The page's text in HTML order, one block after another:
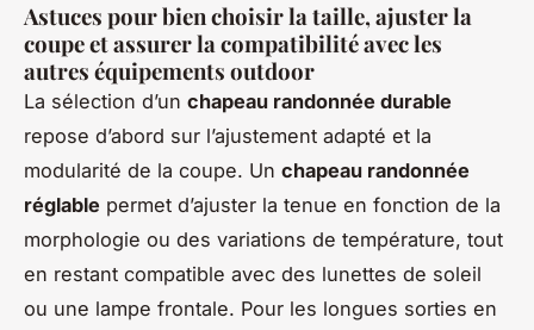
Astuces pour bien choisir la taille, ajuster la
coupe et assurer la compatibilité avec les
autres équipements outdoor
La sélection d’un chapeau randonnée durable
repose d’abord sur l’ajustement adapté et la
modularité de la coupe. Un chapeau randonnée
réglable permet d’ajuster la tenue en fonction de la
morphologie ou des variations de température, tout
en restant compatible avec des lunettes de soleil
ou une lampe frontale. Pour les longues sorties en